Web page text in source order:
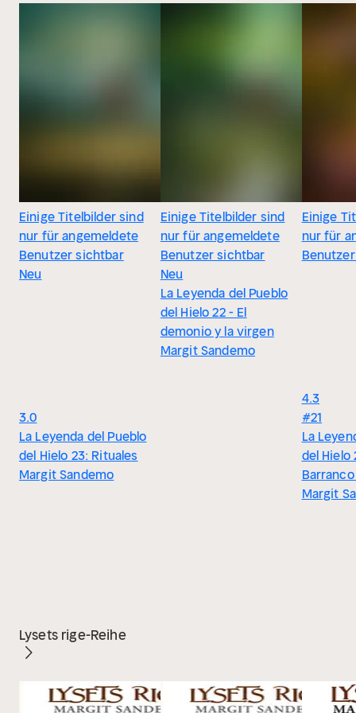
Einige Titelbilder sind
nur für angemeldete
Benutzer sichtbar
Neu
3.0
La Leyenda del Pueblo
del Hielo 23: Rituales
Margit Sandemo
Einige Titelbilder sind
nur für angemeldete
Benutzer sichtbar
Neu
La Leyenda del Pueblo
del Hielo 22 - El
demonio y la virgen
Margit Sandemo
Einige
nur für
4.3
#21
La
del Hielo
Margit
Lysets rige-Reihe